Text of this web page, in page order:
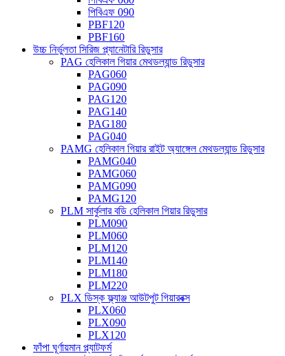
পিবিএফ 090
PBF120
PBF160
উচ্চ নির্ভুলতা সিরিজ প্ল্যানেটারি রিডুসার
PAG হেলিকাল গিয়ার মেথডল্যান্ড রিডুসার
PAG060
PAG090
PAG120
PAG140
PAG180
PAG040
PAMG হেলিকাল গিয়ার রাইট অ্যাঙ্গেল মেথডল্যান্ড রিডুসার
PAMG040
PAMG060
PAMG090
PAMG120
PLM সার্কুলার বডি হেলিকাল গিয়ার রিডুসার
PLM090
PLM060
PLM120
PLM140
PLM180
PLM220
PLX ডিস্ক ফ্ল্যাঞ্জ আউটপুট গিয়ারবক্স
PLX060
PLX090
PLX120
ফাঁপা ঘূর্ণায়মান প্ল্যাটফর্ম